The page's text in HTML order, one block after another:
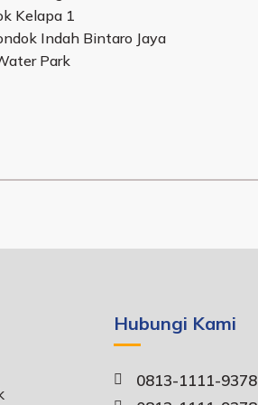
Kelapa 1
Indah Bintaro Jaya
Park
Hubungi Kami
0813-1111-9378